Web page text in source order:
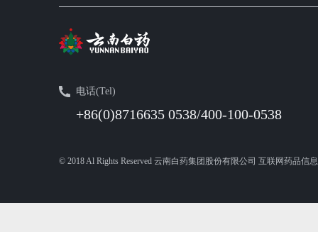
电话(Tel)
+86(0)8716635 0538/400-100-0538
© 2018 Al Rights Reserved 云南白药集团股份有限公司 互联网药品信